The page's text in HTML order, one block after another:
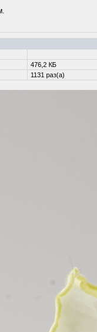
476,2 КБ
1131 раз(а)